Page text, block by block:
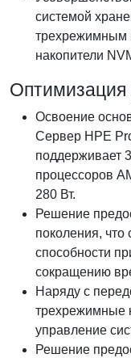
системой
трехрежимным
накопители
Оптимизация
Освоение
Сервер HPE
поддерживает
процессоров
280 Вт.
Решение
поколения, что
способности
сокращению
Наряду с
трехрежимные
управление
Решение